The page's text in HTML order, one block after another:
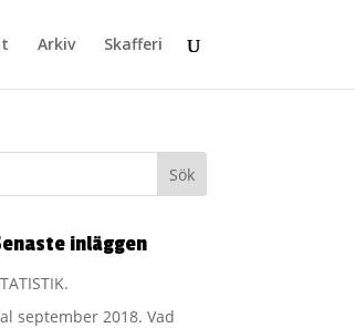
Arkiv Skafferi
inläggen
september 2018. Vad